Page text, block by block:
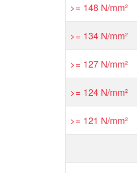
>= 148 N/mm²
>= 134 N/mm²
>= 127 N/mm²
>= 124 N/mm²
>= 121 N/mm²